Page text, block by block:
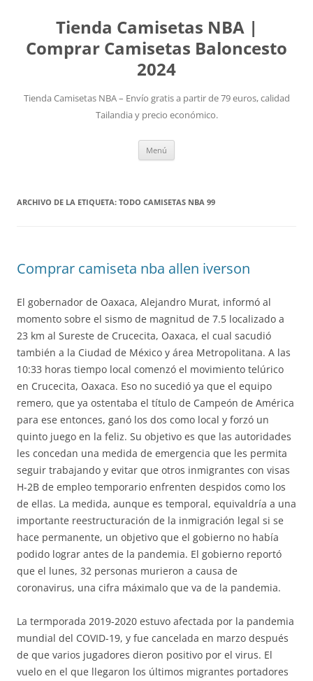
Tienda Camisetas NBA |
Comprar Camisetas Baloncesto
2024
Tienda Camisetas NBA – Envío gratis a partir de 79 euros, calidad
Tailandia y precio económico.
Menú
ARCHIVO DE LA ETIQUETA: TODO CAMISETAS NBA 99
Comprar camiseta nba allen iverson
El gobernador de Oaxaca, Alejandro Murat, informó al
momento sobre el sismo de magnitud de 7.5 localizado a
23 km al Sureste de Crucecita, Oaxaca, el cual sacudió
también a la Ciudad de México y área Metropolitana. A las
10:33 horas tiempo local comenzó el movimiento telúrico
en Crucecita, Oaxaca. Eso no sucedió ya que el equipo
remero, que ya ostentaba el título de Campeón de América
para ese entonces, ganó los dos como local y forzó un
quinto juego en la feliz. Su objetivo es que las autoridades
les concedan una medida de emergencia que les permita
seguir trabajando y evitar que otros inmigrantes con visas
H-2B de empleo temporario enfrenten despidos como los
de ellas. La medida, aunque es temporal, equivaldría a una
importante reestructuración de la inmigración legal si se
hace permanente, un objetivo que el gobierno no había
podido lograr antes de la pandemia. El gobierno reportó
que el lunes, 32 personas murieron a causa de
coronavirus, una cifra máximalo que va de la pandemia.
La termporada 2019-2020 estuvo afectada por la pandemia
mundial del COVID-19, y fue cancelada en marzo después
de que varios jugadores dieron positivo por el virus. El
vuelo en el que llegaron los últimos migrantes portadores